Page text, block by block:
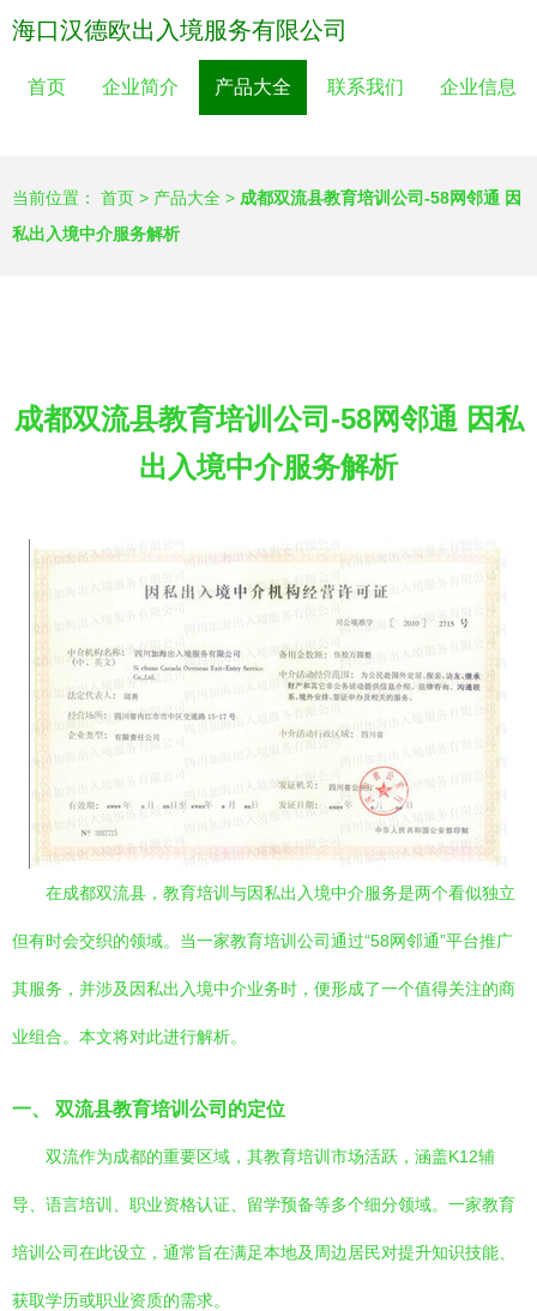
海口汉德欧出入境服务有限公司
首页 企业简介 产品大全 联系我们 企业信息
当前位置： 首页 > 产品大全 > 成都双流县教育培训公司-58网邻通 因
私出入境中介服务解析
成都双流县教育培训公司-58网邻通 因私
出入境中介服务解析
在成都双流县，教育培训与因私出入境中介服务是两个看似独立
但有时会交织的领域。当一家教育培训公司通过“58网邻通”平台推广
其服务，并涉及因私出入境中介业务时，便形成了一个值得关注的商
业组合。本文将对此进行解析。
一、 双流县教育培训公司的定位
双流作为成都的重要区域，其教育培训市场活跃，涵盖K12辅
导、语言培训、职业资格认证、留学预备等多个细分领域。一家教育
培训公司在此设立，通常旨在满足本地及周边居民对提升知识技能、
获取学历或职业资质的需求。